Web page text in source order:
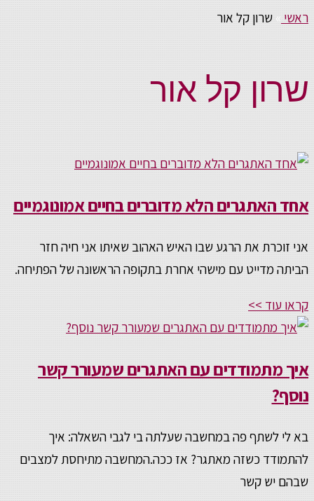
ראשי » שרון קל אור
שרון קל אור
אחד האתגרים הלא מדוברים בחיים אמונוגמיים
אני זוכרת את הרגע שבו האיש האהוב שאיתו אני חיה חזר
הביתה מדייט עם מישהי אחרת בתקופה הראשונה של הפתיחה.
קראו עוד >>
איך מתמודדים עם האתגרים שמעורר קשר
נוסף?
בא לי לשתף פה במחשבה שעלתה בי לגבי השאלה: איך
להתמודד כשזה מאתגר? אז ככה.המחשבה מתיחסת למצבים
שבהם יש קשר